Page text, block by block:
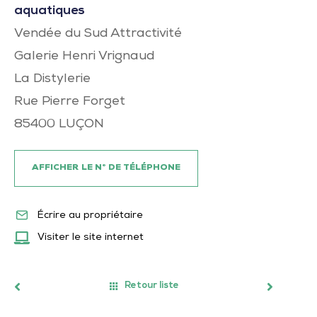
aquatiques
Vendée du Sud Attractivité
Galerie Henri Vrignaud
La Distylerie
Rue Pierre Forget
85400 LUÇON
AFFICHER LE N° DE TÉLÉPHONE
Écrire au propriétaire
Visiter le site internet
Retour liste